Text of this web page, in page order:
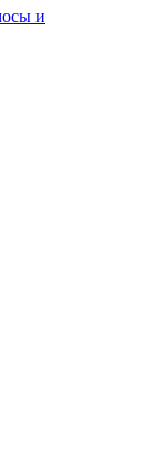
и